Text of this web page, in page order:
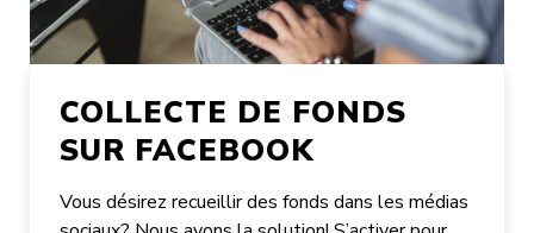
COLLECTE DE FONDS
SUR FACEBOOK
Vous désirez recueillir des fonds dans les médias